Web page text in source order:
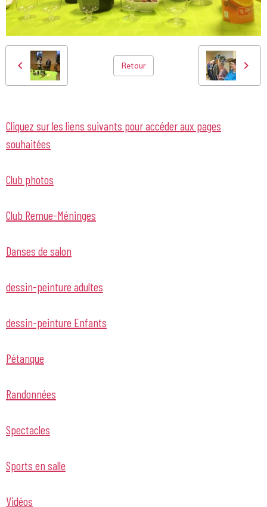
Retour
Cliquez sur les liens suivants pour accéder aux pages
souhaitées
Club photos
Club Remue-Méninges
Danses de salon
dessin-peinture adultes
dessin-peinture Enfants
Pétanque
Randonnées
Spectacles
Sports en salle
Vidéos